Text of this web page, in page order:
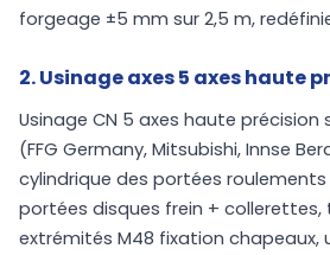
forgeage ±5 mm sur 2,5 m,
2. Usinage axes 5 axes haute
Usinage CN 5 axes haute précision
(FFG Germany, Mitsubishi, Innse
cylindrique des portées
portées disques frein +
extrémités M48 fixation chapeaux,